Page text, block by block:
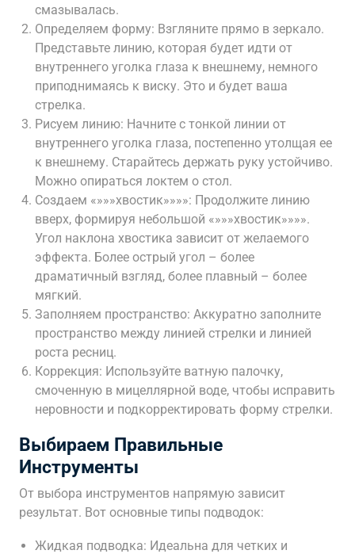
смазывалась.
Определяем форму: Взгляните прямо в зеркало.
Представьте линию, которая будет идти от
внутреннего уголка глаза к внешнему, немного
приподнимаясь к виску. Это и будет ваша
стрелка.
Рисуем линию: Начните с тонкой линии от
внутреннего уголка глаза, постепенно утолщая ее
к внешнему. Старайтесь держать руку устойчиво.
Можно опираться локтем о стол.
Создаем «»»»хвостик»»»»: Продолжите линию
вверх, формируя небольшой «»»»хвостик»»»».
Угол наклона хвостика зависит от желаемого
эффекта. Более острый угол – более
драматичный взгляд, более плавный – более
мягкий.
Заполняем пространство: Аккуратно заполните
пространство между линией стрелки и линией
роста ресниц.
Коррекция: Используйте ватную палочку,
смоченную в мицеллярной воде, чтобы исправить
неровности и подкорректировать форму стрелки.
Выбираем Правильные
Инструменты
От выбора инструментов напрямую зависит
результат. Вот основные типы подводок:
Жидкая подводка: Идеальна для четких и